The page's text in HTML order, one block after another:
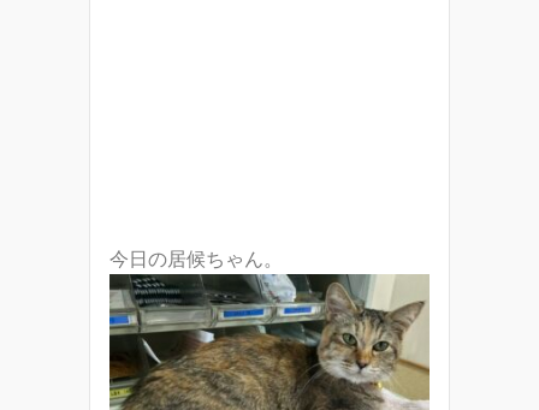
今日の居候ちゃん。